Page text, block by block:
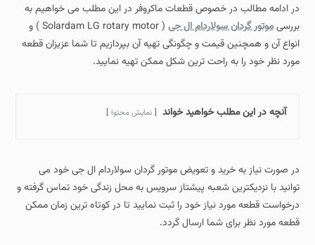
در ادامه مطالب در خصوص قطعات ماکروفر در این مطلب می خواهیم به
بررسیموتور گردان سولاردام ال جی
( Solardam LG rotary motor ) و
انواع آن و همچنین قیمت و چگونگی تهیه آن بپردازیم تا شما عزیزان قطعه
مورد نظر خود را به راحت ترین شکل ممکن تهیه نمایید.
آنچه در این مطلب خواهید خواند نمایش محتوا
در صورت نیاز به خرید و تعویض موتور گردان سولاردام ال جی خود می
توانید با نزدیکترین شعبه پیشتاز سرویس به محل زندگی خود تماس گرفته و
درخواست قطعه مورد نیاز خود را ثبت نمایید تا در کوتاه ترین زمان ممکن
قطعه مورد نظر برای شما ارسال گردد.